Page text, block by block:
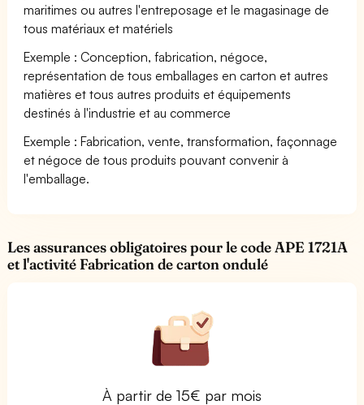
maritimes ou autres l'entreposage et le magasinage de
tous matériaux et matériels
Exemple : Conception, fabrication, négoce,
représentation de tous emballages en carton et autres
matières et tous autres produits et équipements
destinés à l'industrie et au commerce
Exemple : Fabrication, vente, transformation, façonnage
et négoce de tous produits pouvant convenir à
l'emballage.
Les assurances obligatoires pour le code APE 1721A
et l'activité Fabrication de carton ondulé
À partir de 15€ par mois